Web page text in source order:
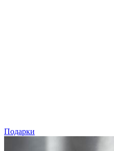
Подарки